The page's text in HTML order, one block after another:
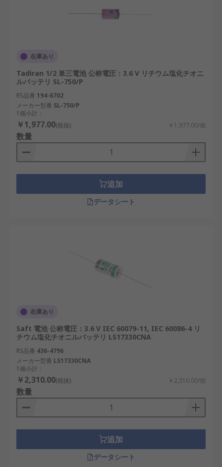
在庫あり
Tadiran 1/2 単三電池 公称電圧：3.6 V リチウム塩化チオニ
ルバッテリ SL-750/P
RS品番 194-6702
メーカー型番 SL-750/P
1個小計：
￥1,977.00(税抜) ￥1,977.00/個
数量
追加
データシート
在庫あり
Saft 電池 公称電圧：3.6 V IEC 60079-11, IEC 60086-4 リ
チウム塩化チオニルバッテリ LS17330CNA
RS品番 436-4796
メーカー型番 LS17330CNA
1個小計：
￥2,310.00(税抜) ￥2,310.00/個
数量
追加
データシート